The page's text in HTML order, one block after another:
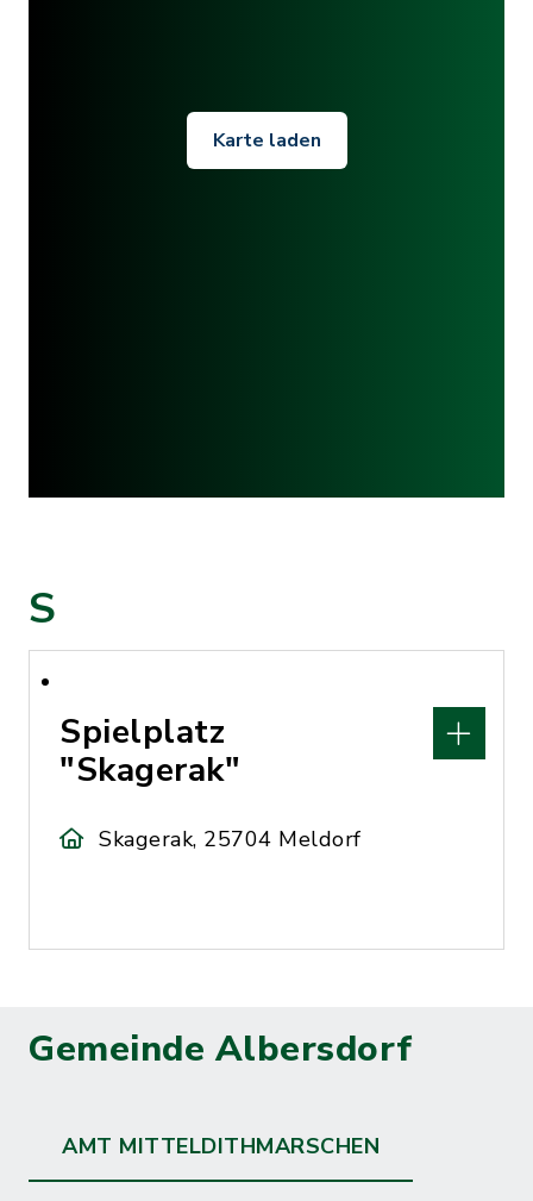
Karte laden
S
Spielplatz
"Skagerak"
Skagerak, 25704 Meldorf
Gemeinde Albersdorf
AMT MITTELDITHMARSCHEN